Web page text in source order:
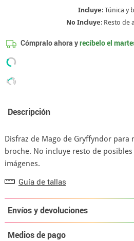
Incluye: Túnica y
No Incluye: Resto de
Cómpralo ahora yrecíbelo el
Descripción
Disfraz de Mago de Gryffyndor para
broche. No incluye resto de
imágenes.
Guía de tallas
Envíos y devoluciones
Medios de pago